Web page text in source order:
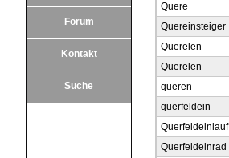
Forum
Kontakt
Suche
Quere
Quereinsteiger
Querelen
Querelen
queren
querfeldein
Querfeldeinlauf
Querfeldeinrad